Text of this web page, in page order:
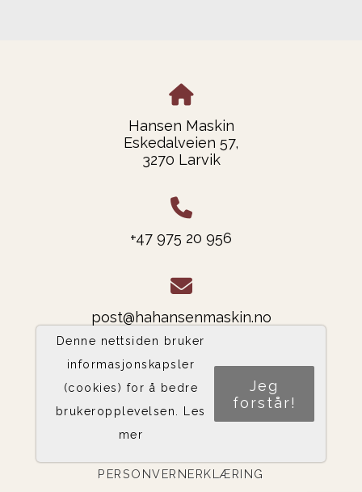
Hansen Maskin
Eskedalveien 57,
3270 Larvik
+47 975 20 956
post@hahansenmaskin.no
Del nettside
Denne nettsiden bruker
informasjonskapsler
(cookies) for å bedre
brukeropplevelsen.
Les
mer
Jeg
forstår!
PERSONVERNERKLÆRING